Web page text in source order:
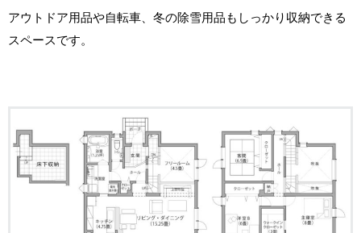
アウトドア用品や自転車、冬の除雪用品もしっかり収納できる
スペースです。